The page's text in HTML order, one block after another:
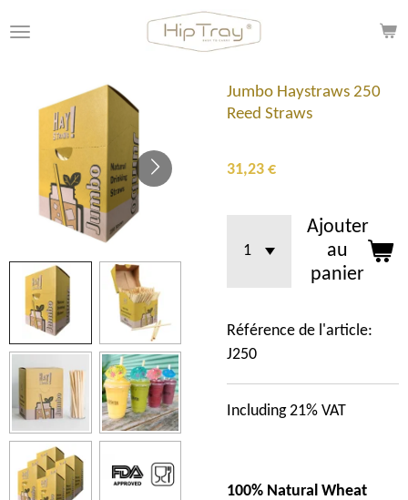
au
principal
Jumbo Haystraws 250
Reed Straws
31,23 €
Ajouter
au
panier
Référence de l'article:
J250
Including 21% VAT
100% Natural Wheat